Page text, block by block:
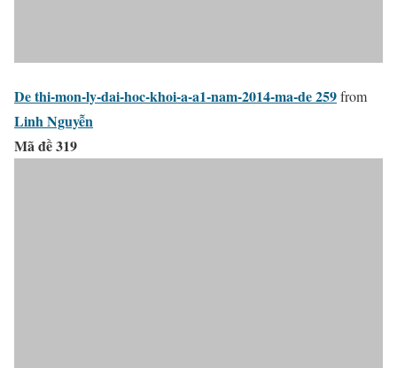
De thi-mon-ly-dai-hoc-khoi-a-a1-nam-2014-ma-de 259from
Linh Nguyễn
Mã đề 319